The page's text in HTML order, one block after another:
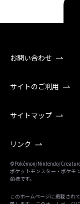
お問い合わせ
サイトのご利用
サイトマップ
リンク
©Pokémon/Nintendo/
ポケットモンスター・ポケモ
商標です。
このホームページに掲載され